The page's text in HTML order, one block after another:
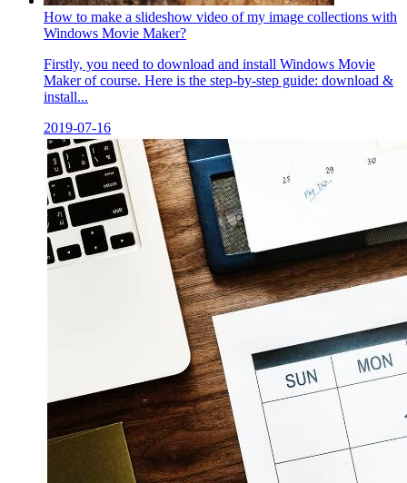
How to make a slideshow video of my image collections with
Windows Movie Maker?
Firstly, you need to download and install Windows Movie
Maker of course. Here is the step-by-step guide: download &
install...
2019-07-16